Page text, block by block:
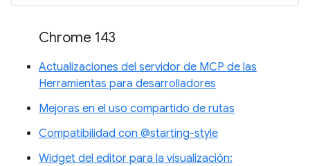
Chrome 143
Actualizaciones del servidor de MCP de las
Herramientas para desarrolladores
Mejoras en el uso compartido de rutas
Compatibilidad con @starting-style
Widget del editor para la visualización: